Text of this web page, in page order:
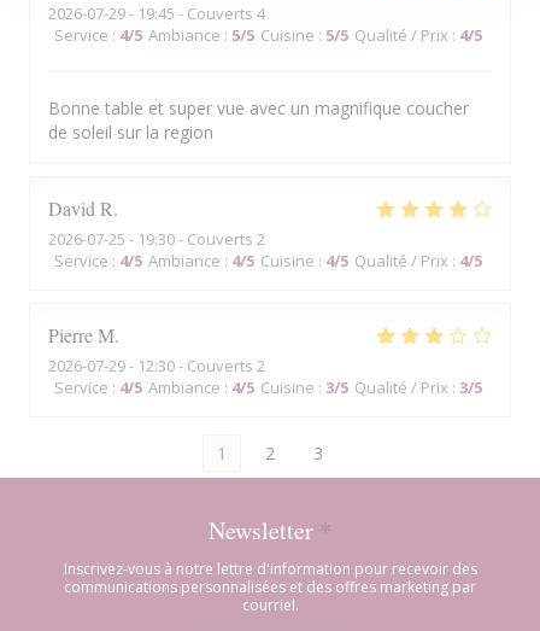
2026-07-29- 19:45 - Couverts 4
Service : 4/5 Ambiance : 5/5 Cuisine : 5/5 Qualité / Prix : 4/5
Bonne table et super vue avec un magnifique coucher
de soleil sur la region
David R
2026-07-25 - 19:30 - Couverts 2
Service : 4/5 Ambiance : 4/5 Cuisine : 4/5 Qualité / Prix : 4/5
PierreM
2026-07-29- 12:30 - Couverts 2
Service : 4/5 Ambiance : 4/5 Cuisine : 3/5 Qualité / Prix : 3/5
1 2 3
Newsletter *
Inscrivez-vous à notre lettre d'information pour recevoir des
communications personnalisées et des offres marketing par
courriel.